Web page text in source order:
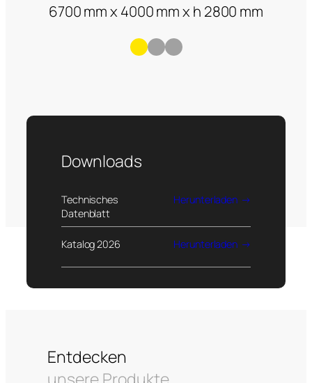
6700 mm x 4000 mm x h 2800 mm
Downloads
Technisches
Datenblatt
Herunterladen
Katalog 2026 Herunterladen
Entdecken